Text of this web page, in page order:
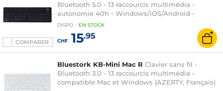
COMPARER
Bluetooth 5.0 - 13 raccourcis multimédia -
autonomie 40h - Windows/iOS/Android -
AZERTY, Français
DISPO : EN STOCK
CHF15.95
Bluestork KB-Mini Mac R Clavier sans fil -
Bluetooth 3.0 - 13 raccourcis multimédia -
compatible Mac et Windows (AZERTY, Français)